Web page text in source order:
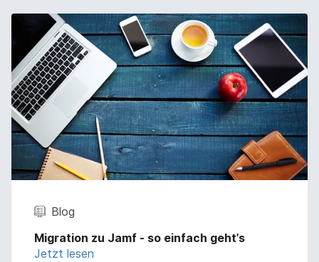
Blog
Migration zu Jamf - so einfach geht’s
Jetzt lesen